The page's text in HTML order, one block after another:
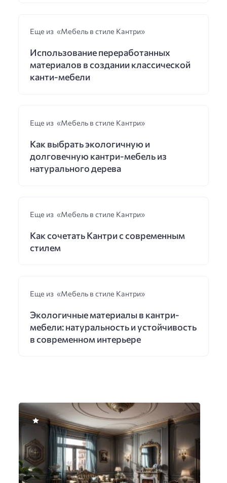
Еще из «Мебель в стиле Кантри»
Использование переработанных
материалов в создании классической
канти-мебели
Еще из «Мебель в стиле Кантри»
Как выбрать экологичную и
долговечную кантри-мебель из
натурального дерева
Еще из «Мебель в стиле Кантри»
Как сочетать Кантри с современным
стилем
Еще из «Мебель в стиле Кантри»
Экологичные материалы в кантри-
мебели: натуральность и устойчивость
в современном интерьере